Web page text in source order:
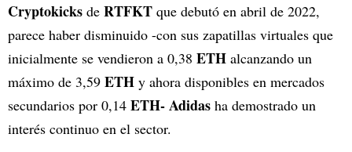
Cryptokicks de RTFKT que debutó en abril de 2022,
parece haber disminuido -con sus zapatillas virtuales que
inicialmente se vendieron a 0,38 ETH alcanzando un
máximo de 3,59 ETH y ahora disponibles en mercados
secundarios por 0,14 ETH- Adidas ha demostrado un
interés continuo en el sector.